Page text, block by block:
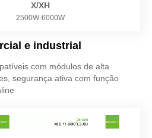
X/XH
2500W-6000W
e industrial
com módulos de alta
segurança ativa com função